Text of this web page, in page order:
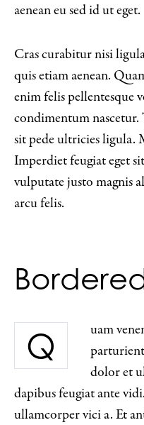
aenean eu sed id ut eget.
Cras curabitur nisi
quis etiam aenean.
enim felis pellentesque
condimentum nascetur.
sit pede ultricies ligula.
Imperdiet feugiat eget
vulputate justo magnis
arcu felis.
Q
uam
dolor et
dapibus feugiat ante
ullamcorper vici a. Et